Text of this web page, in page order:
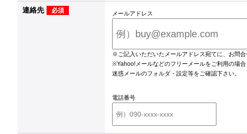
連絡先 必須 メールアドレス
※ご記入いただいたメールアドレス宛てに、お問合
※Yahoo!メールなどのフリーメールをご利用の場
迷惑メールのフォルダ・設定等をご確認下さい。
電話番号